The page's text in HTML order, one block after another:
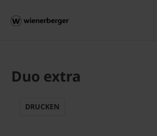
Duo extra
DRUCKEN